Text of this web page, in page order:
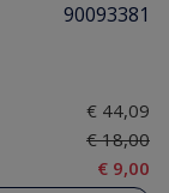
90093381
€ 44,09
€ 18,00
€ 9,00